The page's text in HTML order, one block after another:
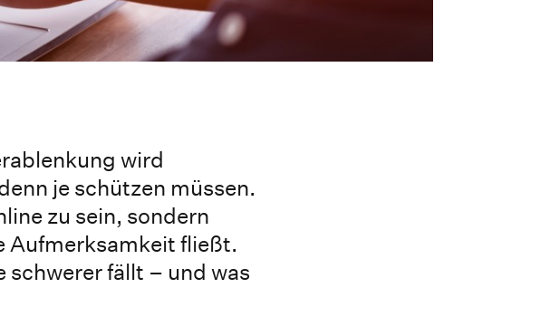
wird
je schützen müssen.
zu sein, sondern
Aufmerksamkeit fließt.
schwerer fällt – und was